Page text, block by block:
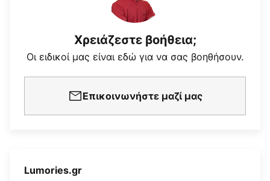
Χρειάζεστε βοήθεια;
Οι ειδικοί μας είναι εδώ για να σας βοηθήσουν.
Επικοινωνήστε μαζί μας
Lumories.gr